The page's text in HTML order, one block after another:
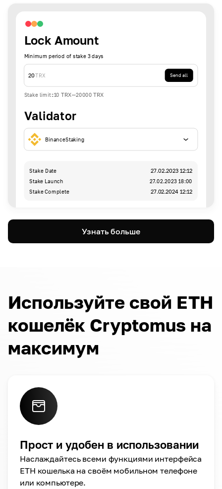
Lock Amount
Minimum period of stake 3 days
20TRX Send all
Stake limit:10 TRX-20000 TRX
Validator
BinanceStaking
Stake Date 27.02.2023 12:12
Stake Launch
27.02.2023 18:00
Stake Complete
27.02.2024 12:12
Узнать больше
Используйте свой ETH
кошелёк Cryptomus на
максимум
Прост и удобен в использовании
Наслаждайтесь всеми функциями интерфейса
ETH кошелька на своём мобильном телефоне
или компьютере.